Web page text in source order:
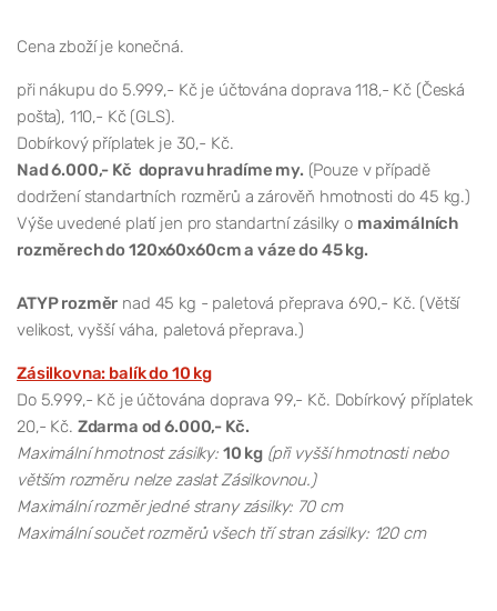
Cena zboží je konečná.
při nákupu do 5.999,- Kč je účtována doprava 118,- Kč (Česká
pošta), 110,- Kč (GLS).
Dobírkový příplatek je 30,- Kč.
Nad 6.000,- Kč dopravu hradíme my. (Pouze v případě
dodržení standartních rozměrů a zárověň hmotnosti do 45 kg.)
Výše uvedené platí jen pro standartní zásilky o maximálních
rozměrech do 120x60x60cm a váze do 45 kg.
ATYP rozměr nad 45 kg - paletová přeprava 690,- Kč. (Větší
velikost, vyšší váha, paletová přeprava.)
Zásilkovna: balík do 10 kg
Do 5.999,- Kč je účtována doprava 99,- Kč. Dobírkový příplatek
20,- Kč. Zdarma od 6.000,- Kč.
Maximální hmotnost zásilky: 10 kg (při vyšší hmotnosti nebo
větším rozměru nelze zaslat Zásilkovnou.)
Maximální rozměr jedné strany zásilky: 70 cm
Maximální součet rozměrů všech tří stran zásilky: 120 cm